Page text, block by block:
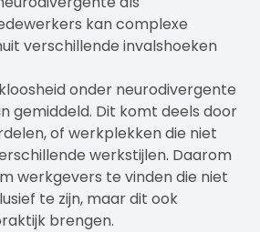
kan complexe
verschillende invalshoeken
onder neurodivergente
gemiddeld. Dit komt deels door
of werkplekken die niet
werkstijlen. Daarom
werkgevers te vinden die niet
te zijn, maar dit ook
brengen.